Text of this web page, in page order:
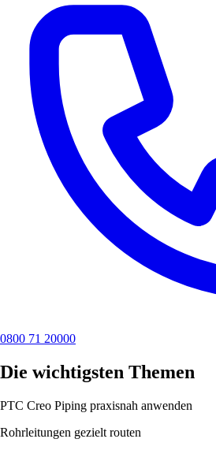
0800 71 20000
Die wichtigsten Themen
PTC Creo Piping praxisnah anwenden
Rohrleitungen gezielt routen